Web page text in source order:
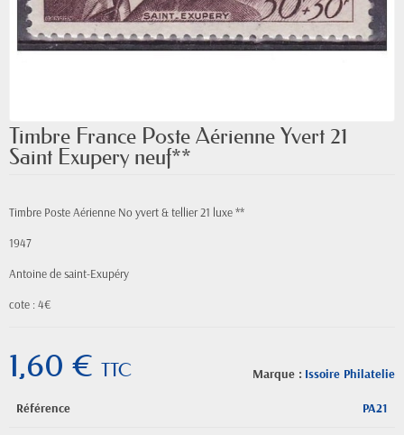
Timbre France Poste Aérienne Yvert 21
Saint Exupery neuf**
Timbre Poste Aérienne No yvert & tellier 21 luxe **
1947
Antoine de saint-Exupéry
cote : 4€
Marque : Issoire Philatelie
1,60 € TTC
Référence PA21